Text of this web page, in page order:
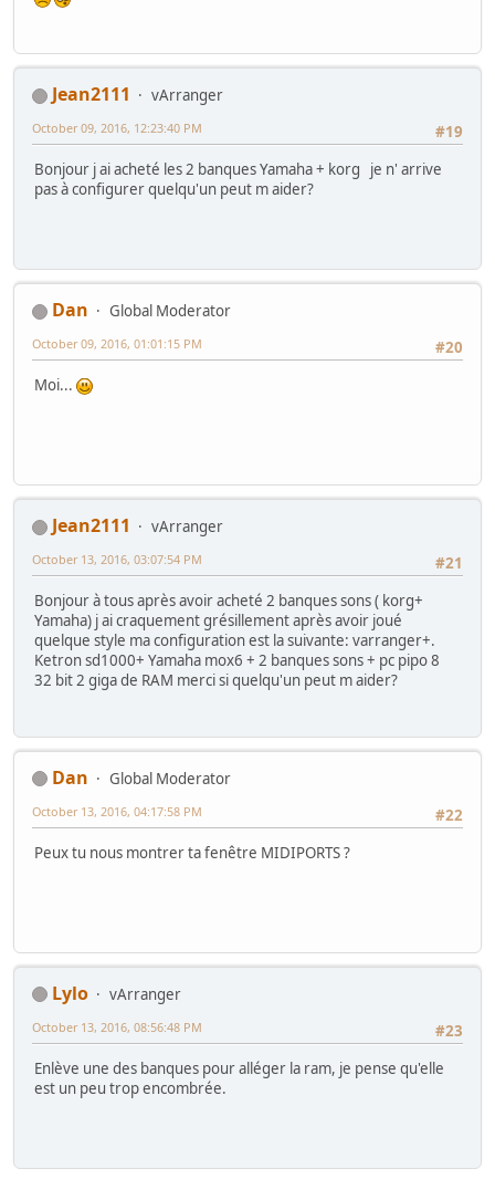
Jean2111
vArranger
#19
October 09, 2016, 12:23:40 PM
Bonjour j ai acheté les 2 banques Yamaha + korg je n' arrive
pas à configurer quelqu'un peut m aider?
Dan
Global Moderator
#20
October 09, 2016, 01:01:15 PM
Moi...
Jean2111
vArranger
#21
October 13, 2016, 03:07:54 PM
Bonjour à tous après avoir acheté 2 banques sons ( korg+
Yamaha) j ai craquement grésillement après avoir joué
quelque style ma configuration est la suivante: varranger+.
Ketron sd1000+ Yamaha mox6 + 2 banques sons + pc pipo 8
32 bit 2 giga de RAM merci si quelqu'un peut m aider?
Dan
Global Moderator
#22
October 13, 2016, 04:17:58 PM
Peux tu nous montrer ta fenêtre MIDIPORTS ?
Lylo
vArranger
#23
October 13, 2016, 08:56:48 PM
Enlève une des banques pour alléger la ram, je pense qu'elle
est un peu trop encombrée.